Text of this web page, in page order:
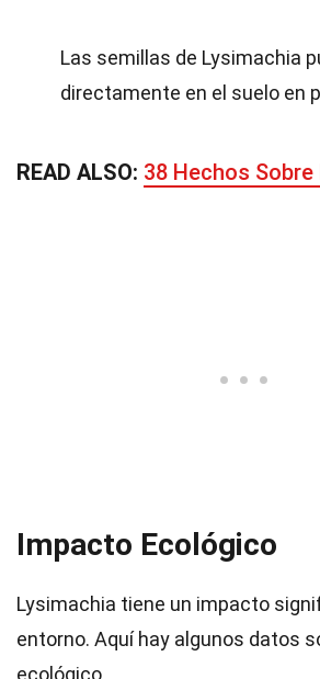
Las semillas de Lysimachia
directamente en el suelo en
READ ALSO: 38 Hechos
Impacto Ecológico
Lysimachia tiene un impacto
entorno. Aquí hay algunos datos
ecológico.